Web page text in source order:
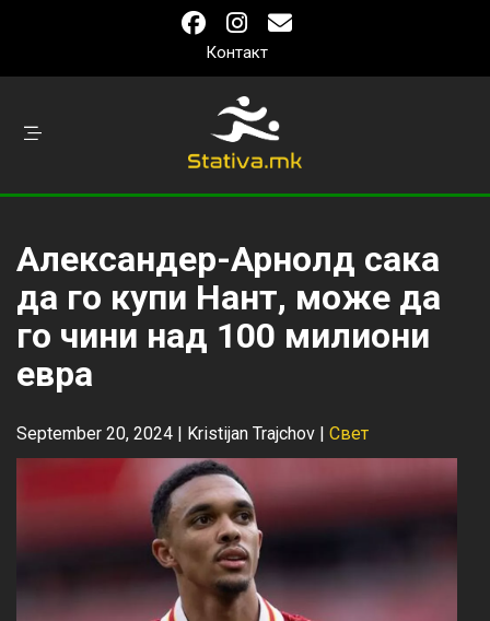
Контакт
Александер-Арнолд сака
да го купи Нант, може да
го чини над 100 милиони
евра
September 20, 2024 | Kristijan Trajchov | Свет